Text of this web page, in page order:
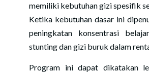
memiliki kebutuhan gizi spesifik
Ketika kebutuhan dasar ini
peningkatan konsentrasi
stunting dan gizi buruk dalam
Program ini dapat dikatakan